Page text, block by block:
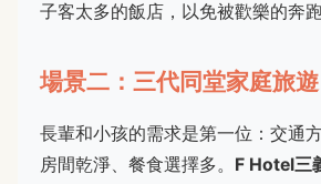
子客太多的飯店，以免被歡樂的奔
場景二：三代同堂家庭旅遊
長輩和小孩的需求是第一位：交通
房間乾淨、餐食選擇多。 F Hotel三